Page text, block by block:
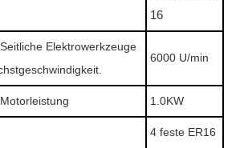
16
Elektrowerkzeuge
6000 U/min
1.0KW
4 feste ER16